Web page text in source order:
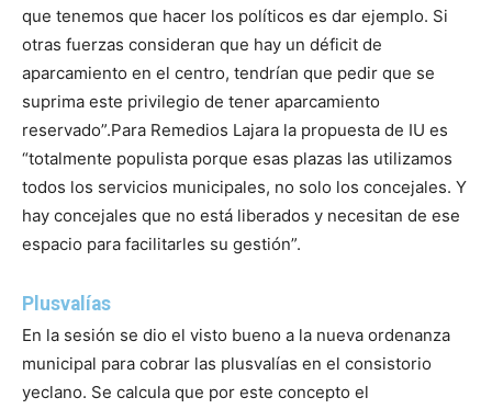
que tenemos que hacer los políticos es dar ejemplo. Si
otras fuerzas consideran que hay un déficit de
aparcamiento en el centro, tendrían que pedir que se
suprima este privilegio de tener aparcamiento
reservado”.Para Remedios Lajara la propuesta de IU es
“totalmente populista porque esas plazas las utilizamos
todos los servicios municipales, no solo los concejales. Y
hay concejales que no está liberados y necesitan de ese
espacio para facilitarles su gestión”.
Plusvalías
En la sesión se dio el visto bueno a la nueva ordenanza
municipal para cobrar las plusvalías en el consistorio
yeclano. Se calcula que por este concepto el